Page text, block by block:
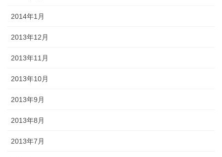
2014年1月
2013年12月
2013年11月
2013年10月
2013年9月
2013年8月
2013年7月